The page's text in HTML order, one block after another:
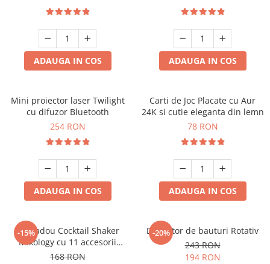
ADAUGA IN COS ADAUGA IN COS
Mini proiector laser Twilight
cu difuzor Bluetooth
254 RON
ADAUGA IN COS
Carti de Joc Placate cu Aur
24K si cutie eleganta din lemn
78 RON
ADAUGA IN COS
-15%
Set cadou Cocktail Shaker
Mixology cu 11 accesorii
750ml Argintiu
168 RON
-20%
Decantor de bauturi Rotativ
243 RON
194 RON